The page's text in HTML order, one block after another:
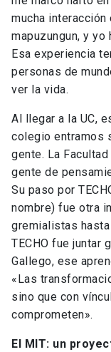
mucha interacción
mapuzungun, y yo
Esa experiencia
personas de
ver la vida.
Al llegar a la UC,
colegio entramos
gente. La
gente de
Su paso por
nombre) fue otra
gremialistas
TECHO fue juntar
Gallego, ese
«Las
sino que con
comprometen».
El MIT: un